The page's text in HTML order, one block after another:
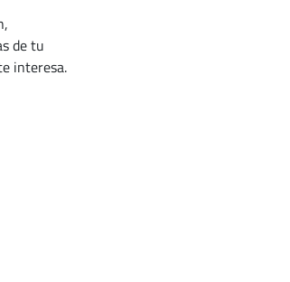
de tu
interesa.